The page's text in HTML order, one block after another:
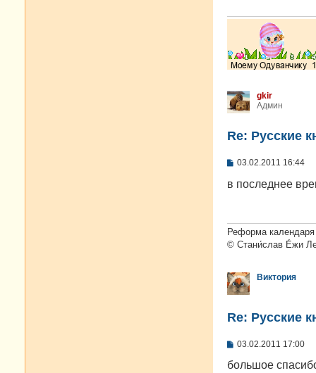
gkir
Админ
Re: Русские
С
о
н
и
е
03.02.2011 16:44
в последнее
Реформа
© Стани́слав Е́жи
Виктория
Re: Русские
С
о
03.02.2011 17:00
большое